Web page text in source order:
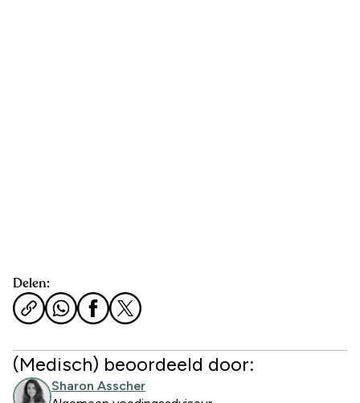
Delen:
(Medisch) beoordeeld door:
Sharon Asscher